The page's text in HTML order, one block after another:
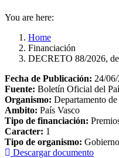
You are here:
Home
Financiación
DECRETO 88/2026,
Fecha de Publicación: 24/
Fuente: Boletín Oficial del
Organismo: Departamento
Ambito: País Vasco
Tipo de financiación:
Caracter: 1
Tipo de organismo:
Descargar documento